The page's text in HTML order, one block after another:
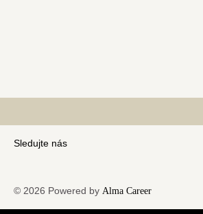
Sledujte nás
© 2026 Powered by Alma Career